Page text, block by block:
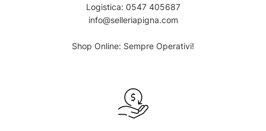
Logistica: 0547 405687
info@selleriapigna.com
Shop Online: Sempre Operativi!